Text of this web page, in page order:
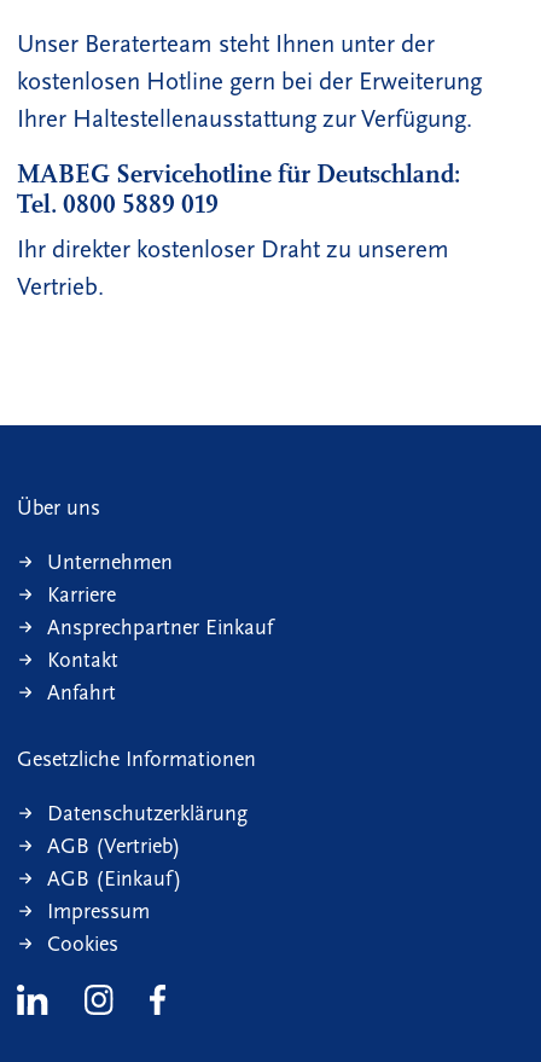
Unser Beraterteam steht Ihnen unter der
kostenlosen Hotline gern bei der Erweiterung
Ihrer Haltestellenausstattung zur Verfügung.
MABEG Servicehotline für Deutschland:
Tel. 0800 5889 019
Ihr direkter kostenloser Draht zu unserem
Vertrieb.
Über uns
Unternehmen
Karriere
Ansprechpartner Einkauf
Kontakt
Anfahrt
Gesetzliche Informationen
Datenschutzerklärung
AGB (Vertrieb)
AGB (Einkauf)
Impressum
Cookies